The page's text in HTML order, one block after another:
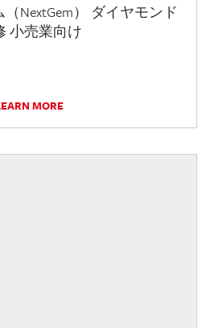
NextGem） ダイヤモンド
小売業向け
MORE